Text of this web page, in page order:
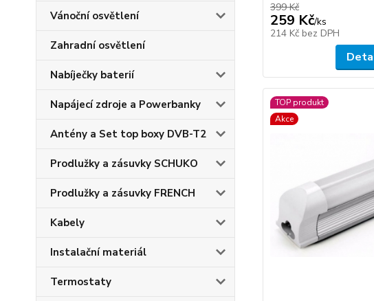
Vánoční osvětlení
Zahradní osvětlení
Nabíječky baterií
Napájecí zdroje a Powerbanky
Antény a Set top boxy DVB-T2
Prodlužky a zásuvky SCHUKO
Prodlužky a zásuvky FRENCH
Kabely
Instalační materiál
Termostaty
399 Kč
259 Kč/ks
214 Kč bez DPH
TOP produkt
Akce